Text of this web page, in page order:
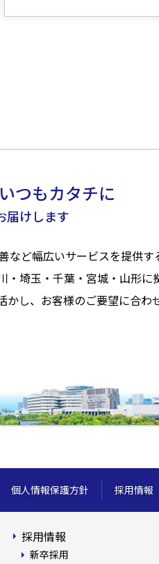
つもカタチに
届けします
ど幅広いサービスを提供す
埼玉・千葉・宮城・山形に
し、お客様のご要望に合わ
個人情報保護方針 採用情報
採用情報
新卒採用